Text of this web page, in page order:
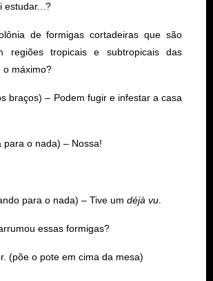
estudar...?
de formigas cortadeiras que são
regiões tropicais e subtropicais das
o máximo?
braços) – Podem fugir e infestar a casa
para o nada) – Nossa!
para o nada) – Tive um déjà vu
essas formigas?
(põe o pote em cima da mesa)